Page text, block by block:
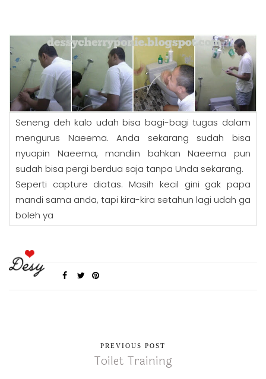
Seneng deh kalo udah bisa bagi-bagi tugas dalam
mengurus Naeema. Anda sekarang sudah bisa
nyuapin Naeema, mandiin bahkan Naeema pun
sudah bisa pergi berdua saja tanpa Unda sekarang.
Seperti capture diatas. Masih kecil gini gak papa
mandi sama anda, tapi kira-kira setahun lagi udah ga
boleh ya
PREVIOUS POST
Toilet Training